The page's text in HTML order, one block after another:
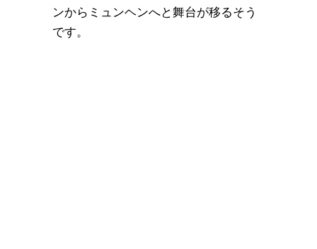
ンからミュンヘンへと舞台が移るそう
です。